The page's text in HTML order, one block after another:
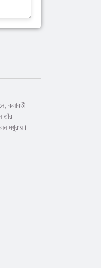
কলাবতী
তাঁর
মথুরায়।